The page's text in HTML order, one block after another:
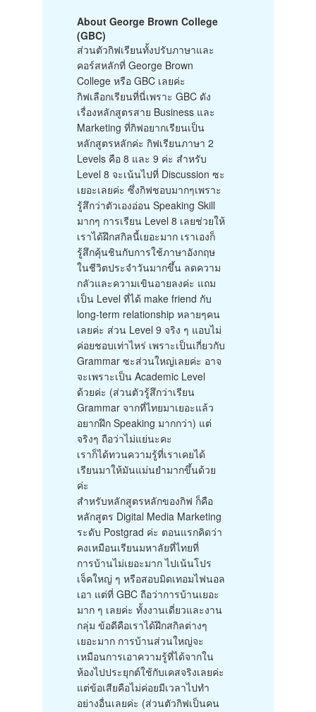
About George Brown College
(GBC)
ส่วนตัวกิฟเรียนทั้งปรับภาษาและ
คอร์สหลักที่ George Brown
College หรือ GBC เลยค่ะ
กิฟเลือกเรียนที่นี่เพราะ GBC ดัง
เรื่องหลักสูตรสาย Business และ
Marketing ที่กิฟอยากเรียนเป็น
หลักสูตรหลักค่ะ กิฟเรียนภาษา 2
Levels คือ 8 และ 9 ค่ะ สำหรับ
Level 8 จะเน้นไปที่ Discussion ซะ
เยอะเลยค่ะ ซึ่งกิฟชอบมากๆเพราะ
รู้สึกว่าตัวเองอ่อน Speaking Skill
มากๆ การเรียน Level 8 เลยช่วยให้
เราได้ฝึกสกิลนี้เยอะมาก เราเองก็
รู้สึกคุ้นชินกับการใช้ภาษาอังกฤษ
ในชีวิตประจำวันมากขึ้น ลดความ
กลัวและความเขินอายลงค่ะ แถม
เป็น Level ที่ได้ make friend กับ
long-term relationship หลายๆคน
เลยค่ะ ส่วน Level 9 จริง ๆ แอบไม่
ค่อยชอบเท่าไหร่ เพราะเป็นเกี่ยวกับ
Grammar ซะส่วนใหญ่เลยค่ะ อาจ
จะเพราะเป็น Academic Level
ด้วยค่ะ (ส่วนตัวรู้สึกว่าเรียน
Grammar จากที่ไทยมาเยอะแล้ว
อยากฝึก Speaking มากกว่า) แต่
จริงๆ ถือว่าไม่แย่นะคะ
เราก็ได้ทวนความรู้ที่เราเคยได้
เรียนมาให้มันแม่นยำมากขึ้นด้วย
ค่ะ
สำหรับหลักสูตรหลักของกิฟ ก็คือ
หลักสูตร Digital Media Marketing
ระดับ Postgrad ค่ะ ตอนแรกคิดว่า
คงเหมือนเรียนมหาลัยที่ไทยที่
การบ้านไม่เยอะมาก ไปเน้นโปร
เจ็คใหญ่ ๆ หรือสอบมิดเทอมไฟนอล
เอา แต่ที่ GBC ถือว่าการบ้านเยอะ
มาก ๆ เลยค่ะ ทั้งงานเดี่ยวและงาน
กลุ่ม ข้อดีคือเราได้ฝึกสกิลต่างๆ
เยอะมาก การบ้านส่วนใหญ่จะ
เหมือนการเอาความรู้ที่ได้จากใน
ห้องไปประยุกต์ใช้กับเคสจริงเลยค่ะ
แต่ข้อเสียคือไม่ค่อยมีเวลาไปทำ
อย่างอื่นเลยค่ะ (ส่วนตัวกิฟเป็นคน